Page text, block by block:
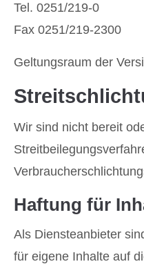
Tel. 0251/219-0
Fax 0251/219-2300
Geltungsraum der
Wir sind nicht bereit
Haftung für
Als Diensteanbieter
für eigene Inhalte auf